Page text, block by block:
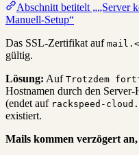
Abschnitt betitelt „„Server
Manuell-Setup“
Das SSL-Zertifikat auf
gültig.
Lösung: Auf Trotzdem
Hostnamen durch den Server-
(endet auf rackspeed-
existiert.
Mails kommen verzögert